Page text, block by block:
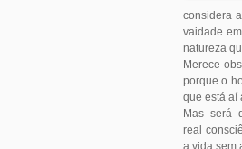
considera
vaidade
natureza
Merece
porque o
que está aí
Mas será
real
a vida sem